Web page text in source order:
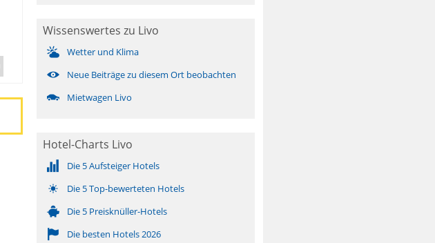
Wissenswertes zu Livo
Wetter und Klima
Neue Beiträge zu diesem Ort beobachten
Mietwagen Livo
Hotel-Charts Livo
Die 5 Aufsteiger Hotels
Die 5 Top-bewerteten Hotels
Die 5 Preisknüller-Hotels
Die besten Hotels 2026